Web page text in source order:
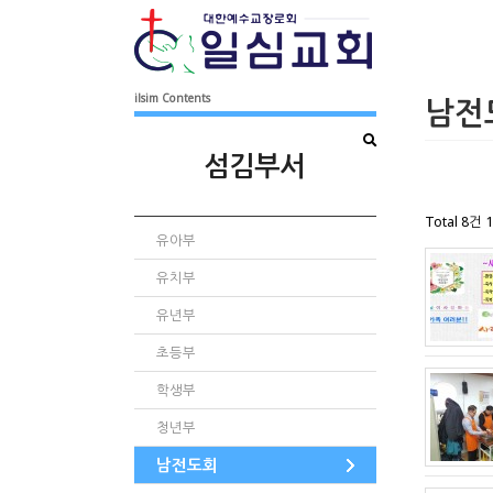
ilsim Contents
섬김부서
유아부
유치부
유년부
초등부
학생부
청년부
남전도회
남
Total 8건